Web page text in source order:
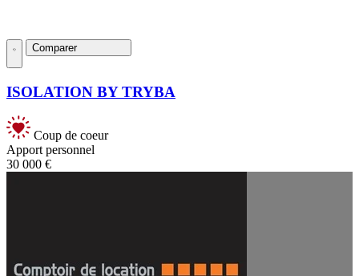
Comparer
ISOLATION BY TRYBA
Coup de coeur
Apport personnel
30 000 €